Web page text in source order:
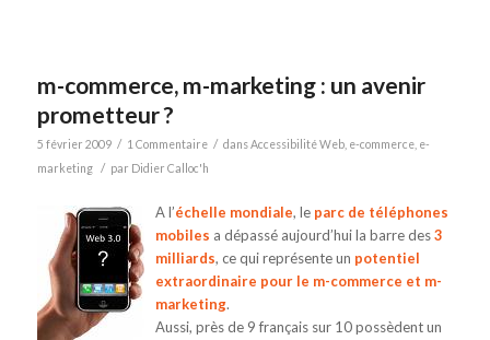
m-commerce, m-marketing : un avenir
prometteur ?
5 février 2009 / 1 Commentaire / dansAccessibilité Web, e-commerce, e-
marketing
/ par Didier Calloc'h
A l’échelle mondiale, le parc de téléphones
mobiles a dépassé aujourd’hui la barre des3
milliards, ce qui représente un potentiel
extraordinaire pour le m-commerce et m-
marketing.
Aussi, près de 9 français sur 10 possèdent un